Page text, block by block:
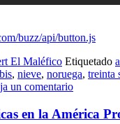
buzz/api/button.js
El Maléfico Etiquetado
, nieve, noruega, treinta
un comentario
en la América